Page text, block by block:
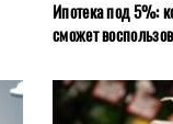
Ипотека под 5%:
сможет